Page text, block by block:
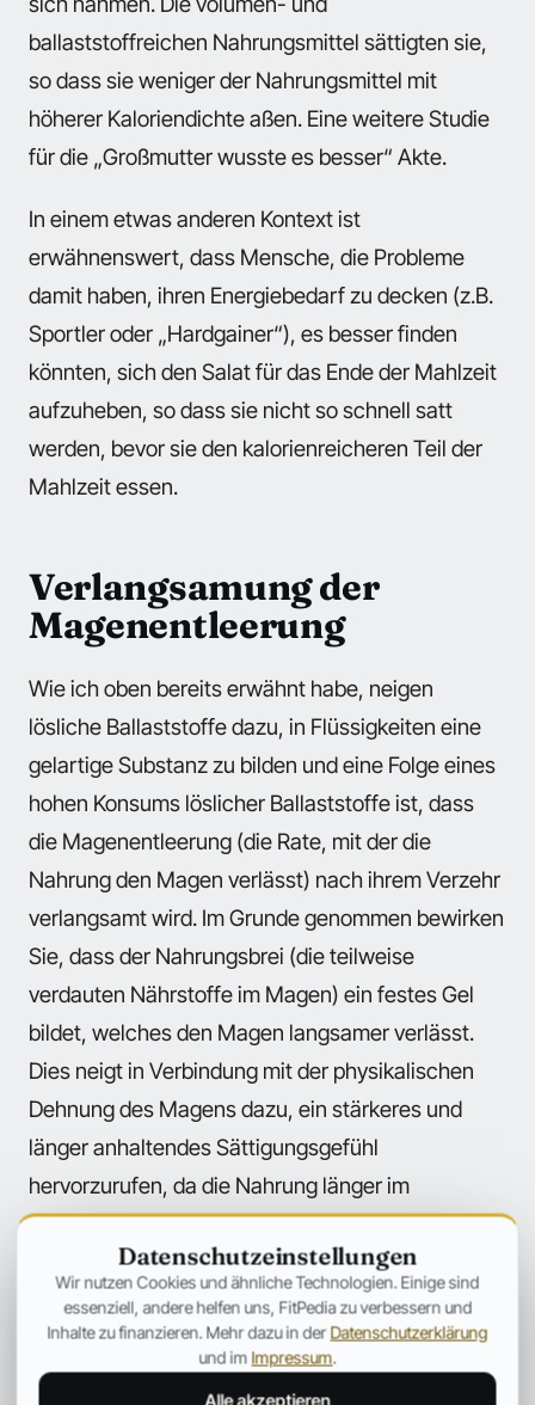
ballaststoffreichen Nahrungsmittel sättigten sie,
so dass sie weniger der Nahrungsmittel mit
höherer Kaloriendichte aßen. Eine weitere Studie
für die „Großmutter wusste es besser“ Akte.
In einem etwas anderen Kontext ist
erwähnenswert, dass Mensche, die Probleme
damit haben, ihren Energiebedarf zu decken (z.B.
Sportler oder „Hardgainer“), es besser finden
könnten, sich den Salat für das Ende der Mahlzeit
aufzuheben, so dass sie nicht so schnell satt
werden, bevor sie den kalorienreicheren Teil der
Mahlzeit essen.
Verlangsamung der
Magenentleerung
Wie ich oben bereits erwähnt habe, neigen
lösliche Ballaststoffe dazu, in Flüssigkeiten eine
gelartige Substanz zu bilden und eine Folge eines
hohen Konsums löslicher Ballaststoffe ist, dass
die Magenentleerung (die Rate, mit der die
Nahrung den Magen verlässt) nach ihrem Verzehr
verlangsamt wird. Im Grunde genommen bewirken
Sie, dass der Nahrungsbrei (die teilweise
verdauten Nährstoffe im Magen) ein festes Gel
bildet, welches den Magen langsamer verlässt.
Dies neigt in Verbindung mit der physikalischen
Dehnung des Magens dazu, ein stärkeres und
länger anhaltendes Sättigungsgefühl
hervorzurufen, da die Nahrung länger im
Verdauungstrakt verbleibt.
Beeinträchtigte
Nährstoffabsorption
Datenschutzeinstellungen
Wir nutzen Cookies und ähnliche Technologien. Einige sind
essenziell, andere helfen uns, FitPedia zu verbessern und
Inhalte zu finanzieren. Mehr dazu in derDatenschutzerklärung
und im Impressum.
Alle akzeptieren